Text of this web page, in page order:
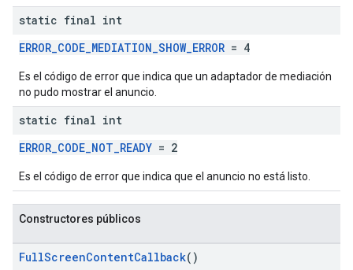
static final int
ERROR_CODE_MEDIATION_SHOW_ERROR = 4
Es el código de error que indica que un adaptador de mediación
no pudo mostrar el anuncio.
static final int
ERROR_CODE_NOT_READY = 2
Es el código de error que indica que el anuncio no está listo.
Constructores públicos
FullScreenContentCallback()